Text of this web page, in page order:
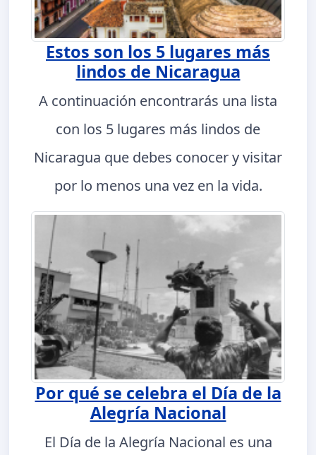
Estos son los 5 lugares más
lindos de Nicaragua
A continuación encontrarás una lista
con los 5 lugares más lindos de
Nicaragua que debes conocer y visitar
por lo menos una vez en la vida.
Por qué se celebra el Día de la
Alegría Nacional
El Día de la Alegría Nacional es una